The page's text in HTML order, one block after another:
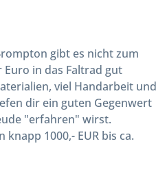
gibt es nicht zum
Euro in das Faltrad gut
viel Handarbeit und
dir ein guten Gegenwert
"erfahren" wirst.
1000,- EUR bis ca.